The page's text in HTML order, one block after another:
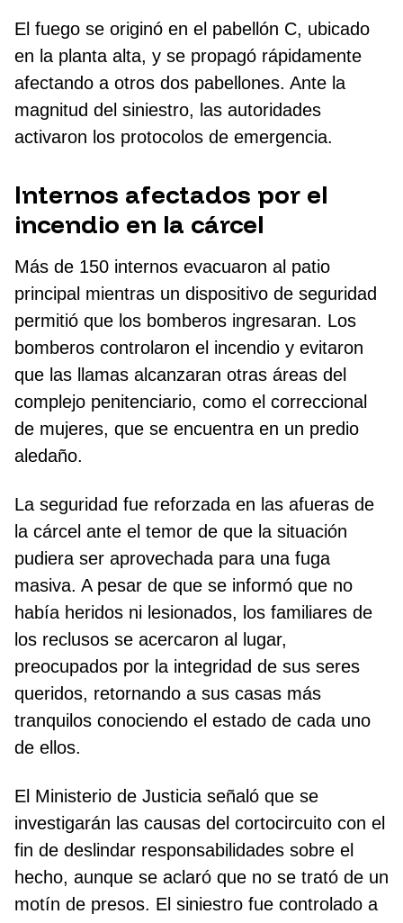
El fuego se originó en el pabellón C, ubicado
en la planta alta, y se propagó rápidamente
afectando a otros dos pabellones. Ante la
magnitud del siniestro, las autoridades
activaron los protocolos de emergencia.
Internos afectados por el
incendio en la cárcel
Más de 150 internos evacuaron al patio
principal mientras un dispositivo de seguridad
permitió que los bomberos ingresaran. Los
bomberos controlaron el incendio y evitaron
que las llamas alcanzaran otras áreas del
complejo penitenciario, como el correccional
de mujeres, que se encuentra en un predio
aledaño.
La seguridad fue reforzada en las afueras de
la cárcel ante el temor de que la situación
pudiera ser aprovechada para una fuga
masiva. A pesar de que se informó que no
había heridos ni lesionados, los familiares de
los reclusos se acercaron al lugar,
preocupados por la integridad de sus seres
queridos, retornando a sus casas más
tranquilos conociendo el estado de cada uno
de ellos.
El Ministerio de Justicia señaló que se
investigarán las causas del cortocircuito con el
fin de deslindar responsabilidades sobre el
hecho, aunque se aclaró que no se trató de un
motín de presos. El siniestro fue controlado a